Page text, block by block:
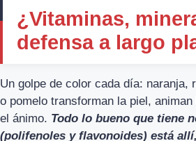
¿Vitaminas,
defensa a largo
Un golpe de color cada día: naranja,
o pomelo transforman la piel,
el ánimo. Todo lo bueno que tiene
(polifenoles y flavonoides) está